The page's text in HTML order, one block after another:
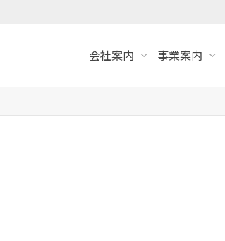
会社案内 事業案内